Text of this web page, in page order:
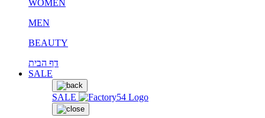
WOMEN
MEN
BEAUTY
דף הבית
SALE
SALE